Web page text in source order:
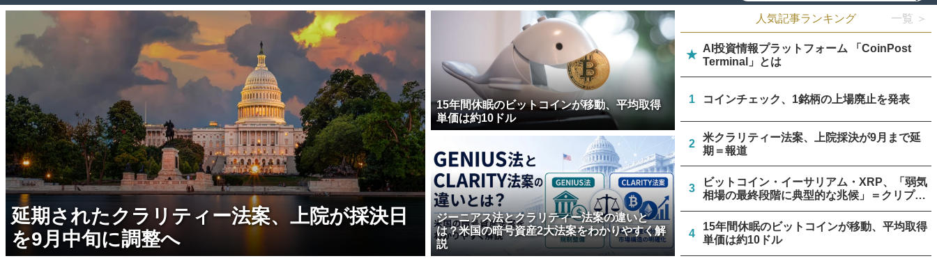
延期されたクラリティー法案、上院が採決日
を9月中旬に調整へ
15年間休眠のビットコインが移動、平均取得
単価は約10ドル
ジーニアス法とクラリティー法案の違いと
は？米国の暗号資産2大法案をわかりやすく解
説
人気記事ランキング 一覧 ＞
★
AI投資情報プラットフォーム 「CoinPost
Terminal」とは
1 コインチェック、1銘柄の上場廃止を発表
2
米クラリティー法案、上院採決が9月まで延
期＝報道
3
ビットコイン・イーサリアム・XRP、「弱気
相場の最終段階に典型的な兆候」＝クリプト
クアント
4
15年間休眠のビットコインが移動、平均取得
単価は約10ドル